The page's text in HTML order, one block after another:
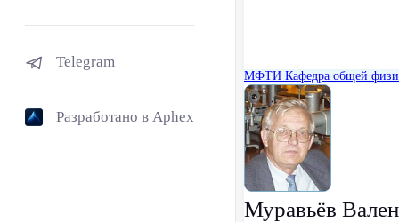
Telegram
Разработано в Aphex
МФТИ Кафедра общей
Муравьёв